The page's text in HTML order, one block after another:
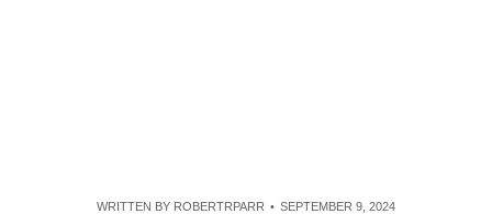
WRITTEN BY ROBERTRPARR SEPTEMBER 9, 2024